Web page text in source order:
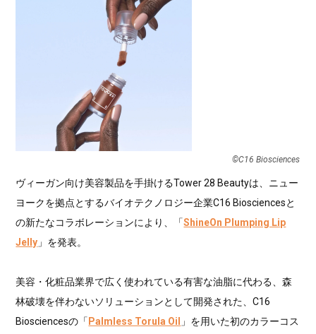
©C16 Biosciences
ヴィーガン向け美容製品を手掛けるTower 28 Beautyは、ニュー
ヨークを拠点とするバイオテクノロジー企業C16 Biosciencesと
の新たなコラボレーションにより、「ShineOn Plumping Lip
Jelly 」を発表。
美容・化粧品業界で広く使われている有害な油脂に代わる、森
林破壊を伴わないソリューションとして開発された、C16
Biosciencesの「 Palmless Torula Oil
」を用いた初のカラーコス